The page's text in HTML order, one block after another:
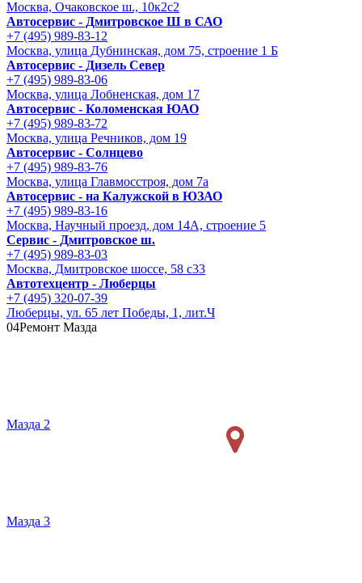
Москва, Очаковское ш., 10к2с2
Автосервис - Дмитровское Ш в САО
+7 (495) 989-83-12
Москва, улица Дубнинская, дом 75, строение 1 Б
Автосервис - Дизель Север
+7 (495) 989-83-06
Москва, улица Лобненская, дом 17
Автосервис - Коломенская ЮАО
+7 (495) 989-83-72
Москва, улица Речников, дом 19
Автосервис - Солнцево
+7 (495) 989-83-76
Москва, улица Главмосстроя, дом 7а
Автосервис - на Калужской в ЮЗАО
+7 (495) 989-83-16
Москва, Научный проезд, дом 14А, строение 5
Сервис - Дмитровское ш.
+7 (495) 989-83-03
Москва, Дмитровское шоссе, 58 с33
Автотехцентр - Люберцы
+7 (495) 320-07-39
Люберцы, ул. 65 лет Победы, 1, лит.Ч
04Ремонт Мазда
Мазда 2
Мазда 3